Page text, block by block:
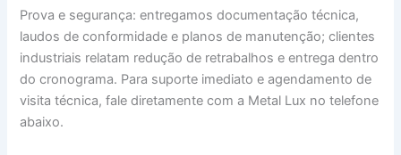
Prova e segurança: entregamos documentação técnica,
laudos de conformidade e planos de manutenção; clientes
industriais relatam redução de retrabalhos e entrega dentro
do cronograma. Para suporte imediato e agendamento de
visita técnica, fale diretamente com a Metal Lux no telefone
abaixo.